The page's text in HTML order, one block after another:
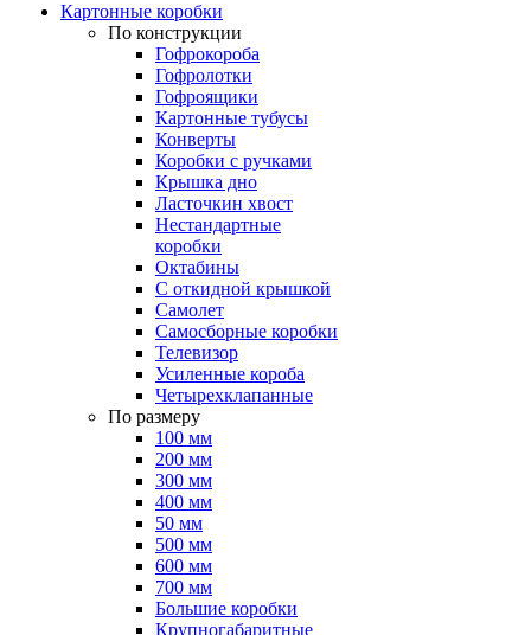
Картонные коробки
По конструкции
Гофрокороба
Гофролотки
Гофроящики
Картонные тубусы
Конверты
Коробки с ручками
Крышка дно
Ласточкин хвост
Нестандартные
коробки
Октабины
С откидной крышкой
Самолет
Самосборные коробки
Телевизор
Усиленные короба
Четырехклапанные
По размеру
100 мм
200 мм
300 мм
400 мм
50 мм
500 мм
600 мм
700 мм
Большие коробки
Крупногабаритные